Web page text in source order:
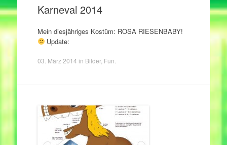
Karneval 2014
Mein diesjähriges Kostüm: ROSA RIESENBABY!
Update:
03. März 2014 in Bilder, Fun